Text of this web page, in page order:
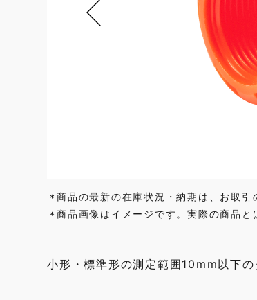
* 商品の最新の在庫状況・納期は、お取引
* 商品画像はイメージです。実際の商品と
小形・標準形の測定範囲10mm以下の